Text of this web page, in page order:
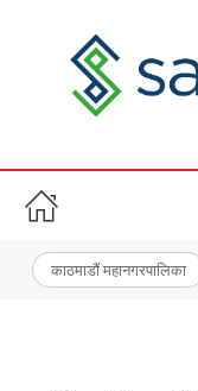
काठमाडौं महानगरपालिका